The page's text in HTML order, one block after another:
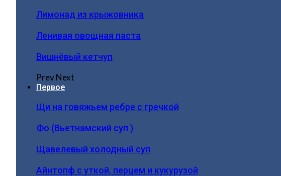
Лимонад из крыжовника
Ленивая овощная паста
Вишнёвый кетчуп
PrevNext
Первое
Щи на говяжьем ребре с гречкой
Фо (Вьетнамский суп )
Щавелевый холодный суп
Айнтопф с уткой, перцем и кукурузой